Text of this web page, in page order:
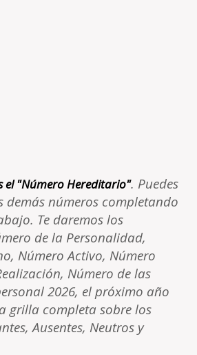
el "Número Hereditario". Puedes
demás números completando
Te daremos los
de la Personalidad,
Número Activo, Número
Número de las
2026, el próximo año
grilla completa sobre los
Ausentes, Neutros y